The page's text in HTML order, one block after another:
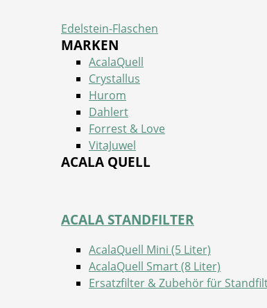
Edelstein-Flaschen
MARKEN
AcalaQuell
Crystallus
Hurom
Dahlert
Forrest & Love
VitaJuwel
ACALA QUELL
ACALA STANDFILTER
AcalaQuell Mini (5 Liter)
AcalaQuell Smart (8 Liter)
Ersatzfilter & Zubehör für